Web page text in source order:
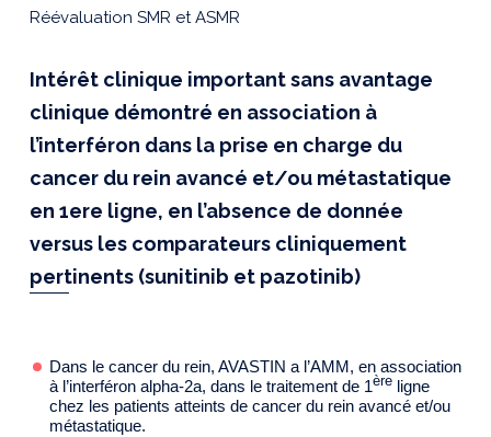
Réévaluation SMR et ASMR
Intérêt clinique important sans avantage
clinique démontré en association à
l’interféron dans la prise en charge du
cancer du rein avancé et/ou métastatique
en 1ere ligne, en l’absence de donnée
versus les comparateurs cliniquement
pertinents (sunitinib et pazotinib)
Dans le cancer du rein, AVASTIN a l’AMM, en association
à l’interféron alpha-2a, dans le traitement de 1ère ligne
chez les patients atteints de cancer du rein avancé et/ou
métastatique.